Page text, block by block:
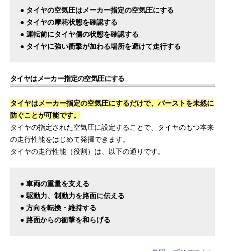
● タイヤの空気圧はメーカー指定の空気圧にする
● タイヤの摩耗状態を確認する
● 運転前にタイヤ傷の状態を確認する
● タイヤに強い衝撃が加わる場所を避けて走行する
タイヤはメーカー指定の空気圧にする
タイヤはメーカー指定の空気圧にするだけで、バーストを未然に
防ぐことが可能です。
タイヤの指定された空気圧に設定することで、タイヤのもつ本来
の走行性能をはじめて発揮できます。
タイヤの走行性能（役割）は、以下の通りです。
● 車両の重量を支える
● 駆動力、制動力を路面に伝える
● 方向を転換・維持する
● 路面からの衝撃を和らげる